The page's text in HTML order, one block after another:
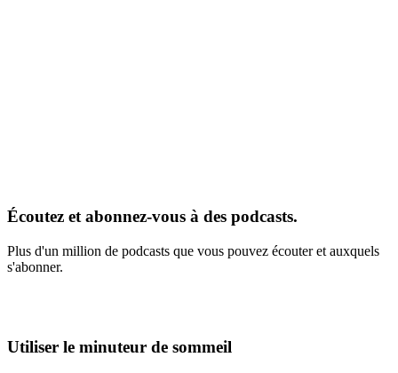
Écoutez et abonnez-vous à des podcasts.
Plus d'un million de podcasts que vous pouvez écouter et auxquels
s'abonner.
Utiliser le minuteur de sommeil